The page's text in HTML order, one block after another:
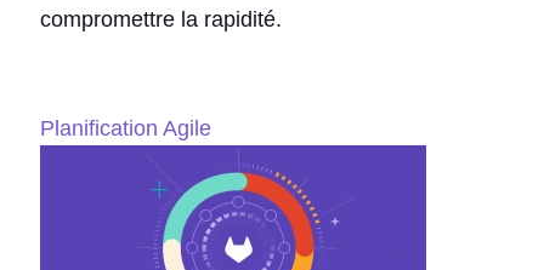
compromettre la rapidité.
Planification Agile